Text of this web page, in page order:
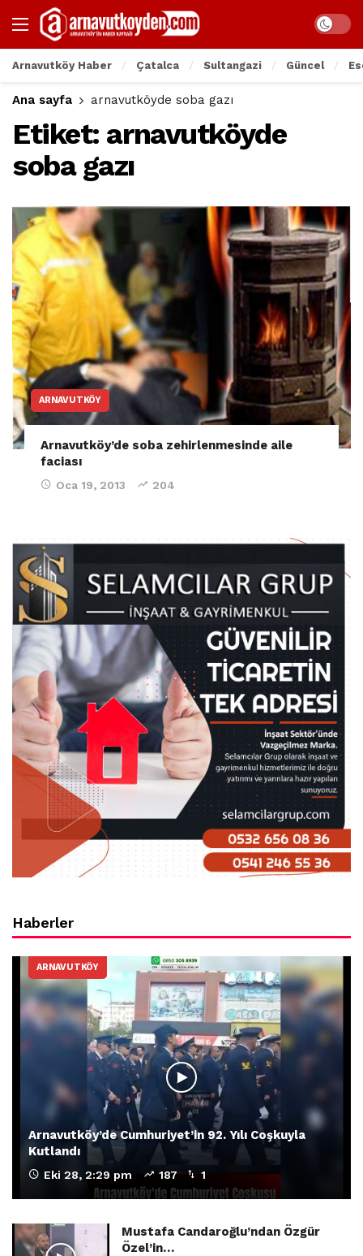
Arnavutköy Haber Çatalca Sultangazi Güncel
Ana sayfa arnavutköyde soba gazı
Etiket: arnavutköyde
soba gazı
ARNAVUTKÖY
Arnavutköy’de soba zehirlenmesinde aile
faciası
Oca 19, 2013 204
Haberler
ARNAVUTKÖY
Arnavutköy’de Cumhuriyet’in 92. Yılı Coşkuyla
Kutlandı
Eki 28, 2:29 pm 187 1
Mustafa Candaroğlu’ndan Özgür
Özel’in…